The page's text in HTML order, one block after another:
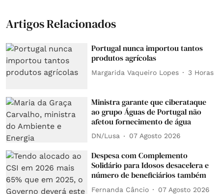
Artigos Relacionados
Portugal nunca importou tantos
produtos agrícolas
Margarida Vaqueiro Lopes 3 Horas
Ministra garante que ciberataque
ao grupo Águas de Portugal não
afetou fornecimento de água
DN/Lusa 07 Agosto 2026
Despesa com Complemento
Solidário para Idosos desacelera e
número de beneficiários também
Fernanda Câncio 07 Agosto 2026